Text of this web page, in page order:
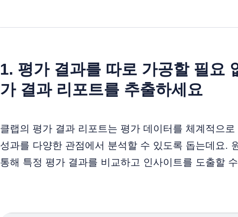
1. 평가 결과를 따로 가공할 필요
가 결과 리포트를 추출하세요
클랩의 평가 결과 리포트는 평가 데이터를 체계적으
성과를 다양한 관점에서 분석할 수 있도록 돕는데요.
통해 특정 평가 결과를 비교하고 인사이트를 도출할